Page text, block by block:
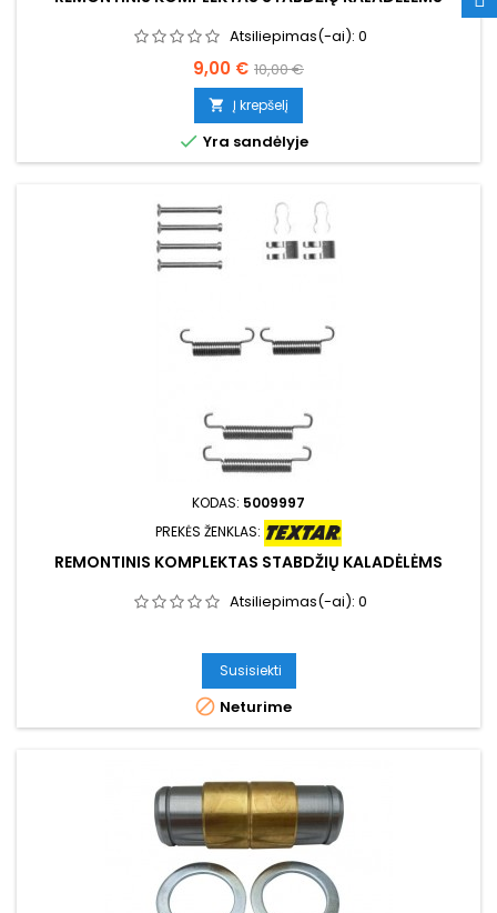
Atsiliepimas(-ai): 0
Kaina
9,00 € Bazinė
kaina
10,00 €
 Į krepšelį
 Yra sandėlyje
KODAS: 5009997
PREKĖS ŽENKLAS:
REMONTINIS KOMPLEKTAS STABDŽIŲ KALADĖLĖMS
Atsiliepimas(-ai): 0
Susisiekti
 Neturime